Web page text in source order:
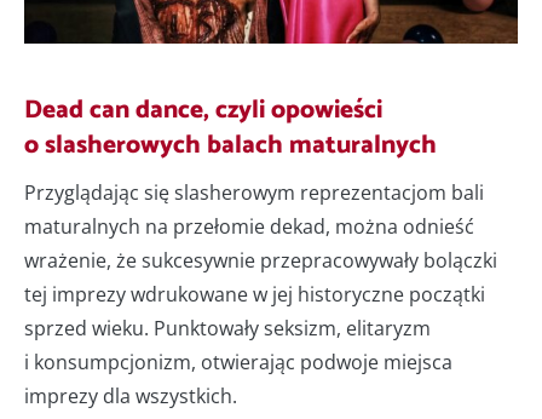
Dead can dance, czyli opowieści
o slasherowych balach maturalnych
Przyglądając się slasherowym reprezentacjom bali
maturalnych na przełomie dekad, można odnieść
wrażenie, że sukcesywnie przepracowywały bolączki
tej imprezy wdrukowane w jej historyczne początki
sprzed wieku. Punktowały seksizm, elitaryzm
i konsumpcjonizm, otwierając podwoje miejsca
imprezy dla wszystkich.